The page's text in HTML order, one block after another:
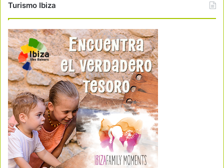
Turismo Ibiza